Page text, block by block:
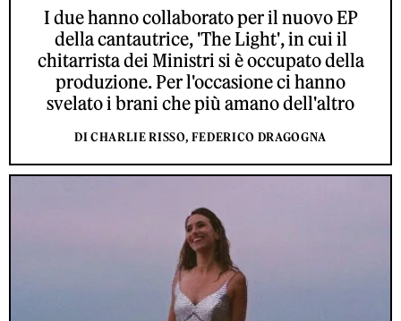
I due hanno collaborato per il nuovo EP
della cantautrice, 'The Light', in cui il
chitarrista dei Ministri si è occupato della
produzione. Per l'occasione ci hanno
svelato i brani che più amano dell'altro
DI CHARLIE RISSO, FEDERICO DRAGOGNA